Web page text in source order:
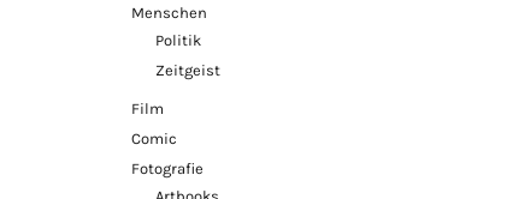
Menschen
Politik
Zeitgeist
Film
Comic
Fotografie